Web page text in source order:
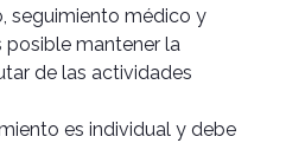
seguimiento médico y
posible mantener la
de las actividades
es individual y debe